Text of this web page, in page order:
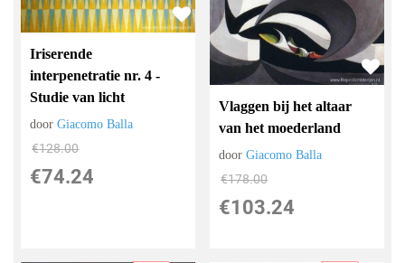
Iriserende
interpenetratie nr. 4 -
Studie van licht
doorGiacomo Balla
€128.00
€74.24
Vlaggen bij het altaar
van het moederland
doorGiacomo Balla
€178.00
€103.24